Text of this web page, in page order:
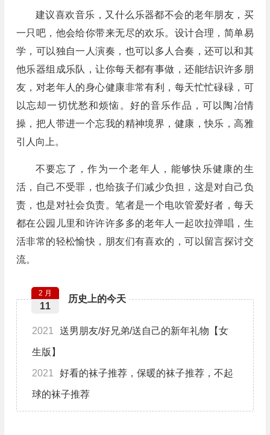
建议喜欢音乐，又什么乐器都不会的老年朋友，买
一只吧，他会给你带来无尽的欢乐。设计合理，简单易
学，可以独自一人演奏，也可以多人合奏，还可以和其
他乐器组成乐队，让你每天都有事做，还能结识许多朋
友，对老年人的身心健康非常有利，每天忙忙碌碌，可
以忘却一切忧愁和烦恼。好的音乐作品，可以陶冶情
操，把人带进一个忘我的精神境界，健康，快乐，高雅
引人向上。
不要忘了，作为一个老年人，能够快乐健康的生
活，自己不受罪，也给孩子们减少负担，这是对自己负
责，也是对社会负责。笔者是一个电吹管爱好者，每天
都在公园儿里和许许许多多的老年人一起吹拉弹唱，生
活非常的轻松愉快，朋友们有喜欢的，可以留言探讨交
流。
历史上的今天
2 月
11
2021 送男朋友/好兄弟/送自己的新年礼物【女
生版】
2021 好看的袜子推荐，保暖的袜子推荐，不起
球的袜子推荐